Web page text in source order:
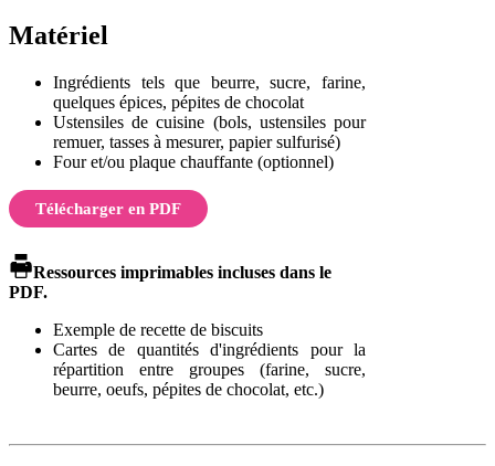
Matériel
Ingrédients tels que beurre, sucre, farine,
quelques épices, pépites de chocolat
Ustensiles de cuisine (bols, ustensiles pour
remuer, tasses à mesurer, papier sulfurisé)
Four et/ou plaque chauffante (optionnel)
Télécharger en PDF
Ressources imprimables incluses dans le
PDF.
Exemple de recette de biscuits
Cartes de quantités d'ingrédients pour la
répartition entre groupes (farine, sucre,
beurre, oeufs, pépites de chocolat, etc.)